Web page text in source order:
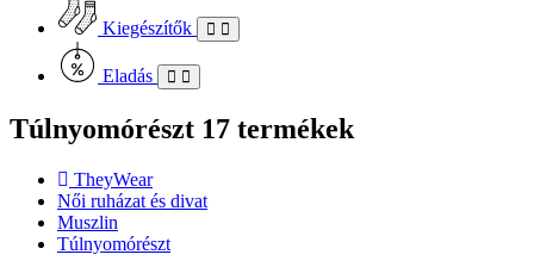
Kiegészítők
Eladás
Túlnyomórészt 17 termékek
TheyWear
Női ruházat és divat
Muszlin
Túlnyomórészt